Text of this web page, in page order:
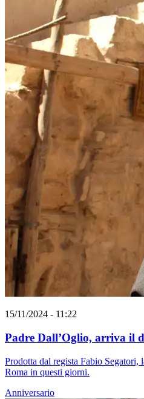
15/11/2024 - 11:22
Padre Dall’Oglio, arriva il
Prodotta dal regista Fabio Segatori,
Roma in questi giorni.
Anniversario